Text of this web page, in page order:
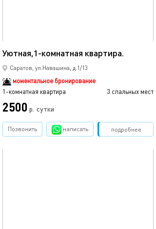
Уютная,1-комнатная квартира.
Саратов, ул.Навашина, д.1/13
моментальное бронирование
1-комнатная квартира
3 спальных мест
2500 р. сутки
подробнее
Позвонить написать Забронировать